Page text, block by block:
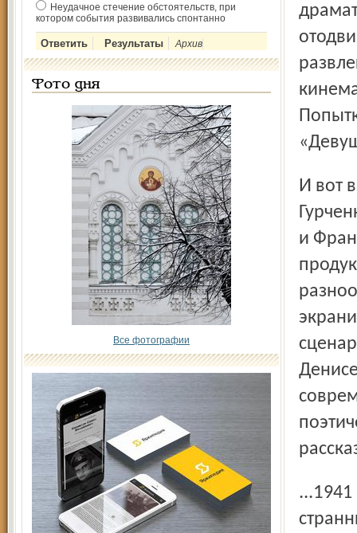
Неудачное стечение обстоятельств, при
котором события развивались спонтанно
Архив
Фото дня
Все фотографии
И вот в 1960 году Киев­ская киностудия приглашает
и
...1941 год. Советский торговый корабль прибыл в ино­